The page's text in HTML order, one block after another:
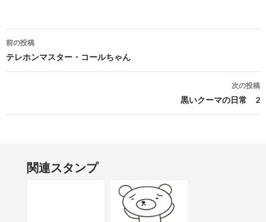
前の投稿
テレホンマスター・コールちゃん
次の投稿
黒いクーマの日常 2
関連スタンプ